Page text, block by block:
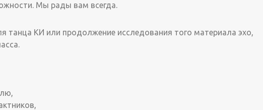
Мы рады вам всегда.
танца КИ или продолжение исследования того материала эхо,